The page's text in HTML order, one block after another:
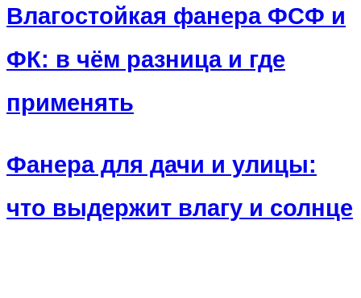
Влагостойкая фанера ФСФ и
ФК: в чём разница и где
применять
Фанера для дачи и улицы:
что выдержит влагу и солнце